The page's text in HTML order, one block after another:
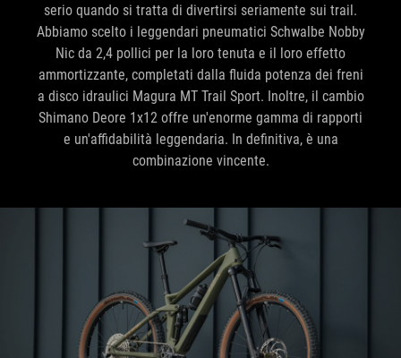
serio quando si tratta di divertirsi seriamente sui trail.
Abbiamo scelto i leggendari pneumatici Schwalbe Nobby
Nic da 2,4 pollici per la loro tenuta e il loro effetto
ammortizzante, completati dalla fluida potenza dei freni
a disco idraulici Magura MT Trail Sport. Inoltre, il cambio
Shimano Deore 1x12 offre un'enorme gamma di rapporti
e un'affidabilità leggendaria. In definitiva, è una
combinazione vincente.